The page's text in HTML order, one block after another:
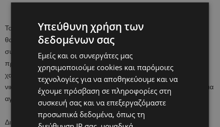
Το παιδί με το καλύτερο σχέδιο και την πιο δημιουργική ζωγραφιά
θα έχει την χαρά να δει το έργο του να διακοσμεί την ανοιξιάτικη
συσκευασία του αγαπημένου απορρυπαντικού. Παράλληλα, οι
πρώτοι 5 νικητές θα κερδίσουν από ένα παιδικό ποδήλατο για
χαρούμενες και ξέγνοιαστες βόλτες, ενώ στους επόμενους 10
νικητές το Dixan θα χαρίσει από μια δωροεπιταγή αξίας 50 ευρώ για
αγορές από τα καταστήματα Public.
Δικαίωμα συμμετοχής στον διαγωνισμό ζωγραφικής έχουν παιδιά
Υπεύθυνη χρήση των
δεδομένων σας
Εμείς και οι συνεργάτες μας
χρησιμοποιούμε cookies και παρόμοιες
τεχνολογίες για να αποθηκεύουμε και να
έχουμε πρόσβαση σε πληροφορίες στη
συσκευή σας και να επεξεργαζόμαστε
προσωπικά δεδομένα, όπως τη